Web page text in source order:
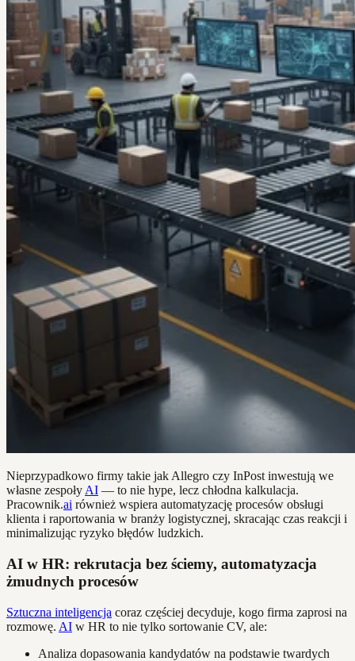
Nieprzypadkowo firmy takie jak Allegro czy InPost inwestują we
własne zespoły AI — to nie hype, lecz chłodna kalkulacja.
Pracownik.ai również wspiera automatyzację procesów obsługi
klienta i raportowania w branży logistycznej, skracając czas reakcji i
minimalizując ryzyko błędów ludzkich.
AI w HR: rekrutacja bez ściemy, automatyzacja
żmudnych procesów
Sztuczna inteligencja coraz częściej decyduje, kogo firma zaprosi na
rozmowę. AI w HR to nie tylko sortowanie CV, ale:
Analiza dopasowania kandydatów na podstawie twardych